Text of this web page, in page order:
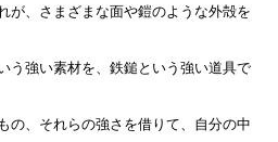
が、さまざまな面や鎧のような外殻を
う強い素材を、鉄鎚という強い道具で
の、それらの強さを借りて、自分の中